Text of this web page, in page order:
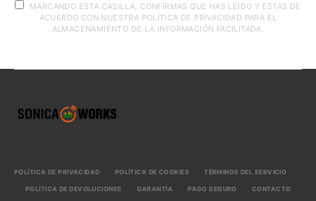
MARCANDO ESTA CASILLA, CONFIRMAS QUE HAS LEÍDO Y ESTAS DE
ACUERDO CON NUESTRA POLÍTICA DE PRIVACIDAD PARA EL
ALMACENAMIENTO DE LA INFORMACIÓN FACILITADA.
POLÍTICA DE PRIVACIDAD POLÍTICA DE COOKIES TÉRMINOS DEL SERVICIO
POLÍTICA DE DEVOLUCIONES GARANTÍA PAGO SEGURO CONTACTO